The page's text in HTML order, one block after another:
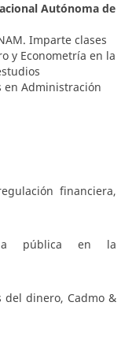
Autónoma de
Imparte clases
y Econometría en la
en Administración
financiera,
pública en la
del dinero, Cadmo &